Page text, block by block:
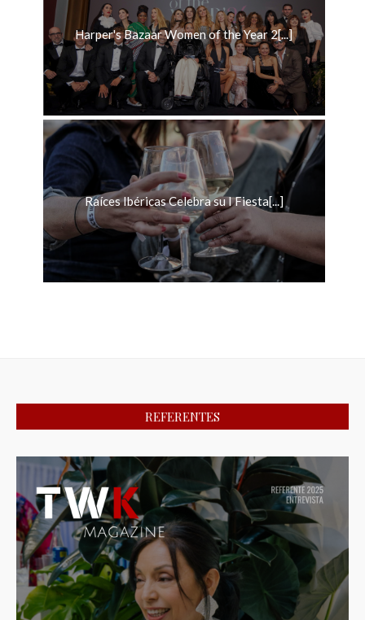
Harper's Bazaar Women of the Year 2[...]
Raíces Ibéricas Celebra su I Fiesta[...]
REFERENTES